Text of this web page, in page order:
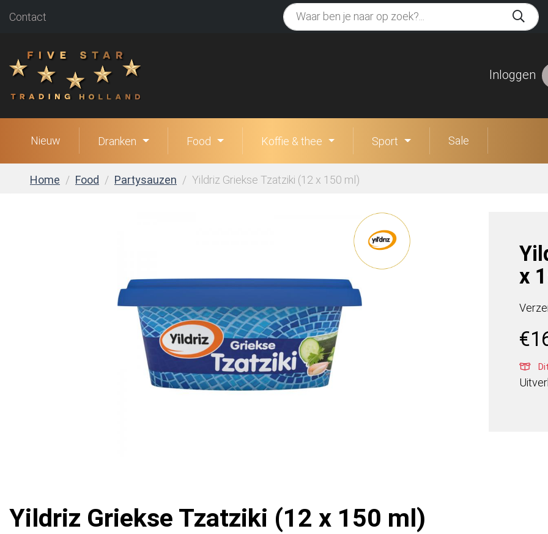
Contact
Inloggen
Nieuw Dranken Food Koffie & thee Sport Sale
Home Food Partysauzen Yildriz Griekse Tzatziki (12 x 150 ml)
x
€
Yildriz Griekse Tzatziki (12 x 150 ml)